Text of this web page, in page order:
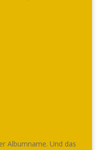
Albumname. Und das